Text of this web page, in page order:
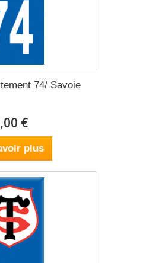
74/ Savoie
€
plus